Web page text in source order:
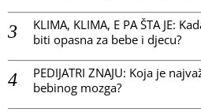
KLIMA, KLIMA, E PA ŠTA JE:
biti opasna za bebe i djecu?
PEDIJATRI ZNAJU: Koja je
bebinog mozga?